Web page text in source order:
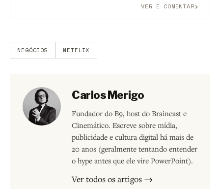
VER E COMENTAR›
NEGÓCIOS NETFLIX
Carlos Merigo
Fundador do B9, host do Braincast e
Cinemático. Escreve sobre mídia,
publicidade e cultura digital há mais de
20 anos (geralmente tentando entender
o hype antes que ele vire PowerPoint).
Ver todos os artigos →